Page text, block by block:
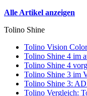
Alle Artikel anzeigen
Tolino Shine
Tolino Vision
Tolino Shine 4 im
Tolino Shine 4
Tolino Shine 3 im
Tolino Shine 3:
Tolino Vergleich: